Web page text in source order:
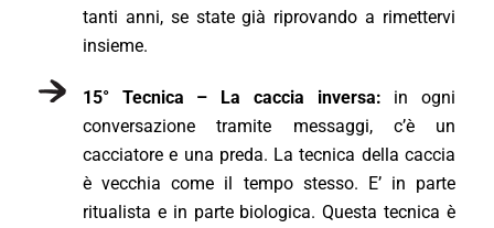
tanti anni, se state già riprovando a rimettervi
insieme.
15° Tecnica – La caccia inversa: in ogni
conversazione tramite messaggi, c’è un
cacciatore e una preda. La tecnica della caccia
è vecchia come il tempo stesso. E’ in parte
ritualista e in parte biologica. Questa tecnica è